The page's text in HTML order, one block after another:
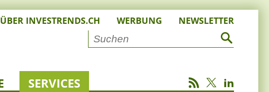
ÜBER INVESTRENDS.CH WERBUNG NEWSLETTER
SERVICES